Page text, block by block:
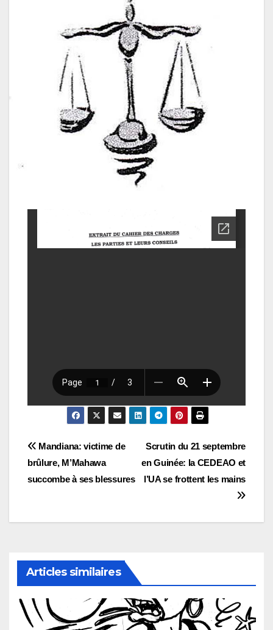
Navigation
de
Scrutin du 21 septembre
en Guinée: la CEDEAO et
l’UA se frottent les mains
Mandiana: victime de
brûlure, M’Mahawa
succombe à ses blessures
Articles similaires